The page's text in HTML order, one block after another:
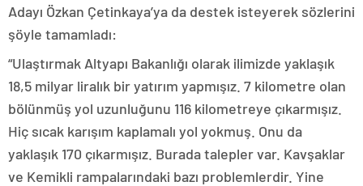
Adayı Özkan Çetinkaya’ya da destek isteyerek sözlerini
şöyle tamamladı:
“Ulaştırmak Altyapı Bakanlığı olarak ilimizde yaklaşık
18,5 milyar liralık bir yatırım yapmışız. 7 kilometre olan
bölünmüş yol uzunluğunu 116 kilometreye çıkarmışız.
Hiç sıcak karışım kaplamalı yol yokmuş. Onu da
yaklaşık 170 çıkarmışız. Burada talepler var. Kavşaklar
ve Kemikli rampalarındaki bazı problemlerdir. Yine